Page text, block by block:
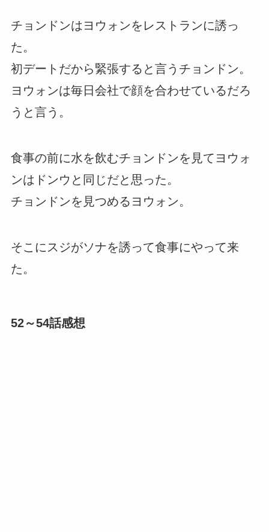
チョンドンはヨウォンをレストランに誘っ
た。
初デートだから緊張すると言うチョンドン。
ヨウォンは毎日会社で顔を合わせているだろ
うと言う。
食事の前に水を飲むチョンドンを見てヨウォ
ンはドンウと同じだと思った。
チョンドンを見つめるヨウォン。
そこにスジがソナを誘って食事にやって来
た。
52～54話感想